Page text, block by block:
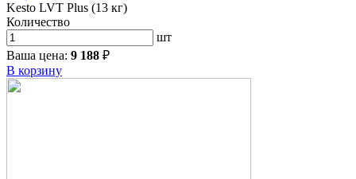
Kesto LVT Plus (13 кг)
Количество
шт
Ваша цена: 9 188 ₽
В корзину